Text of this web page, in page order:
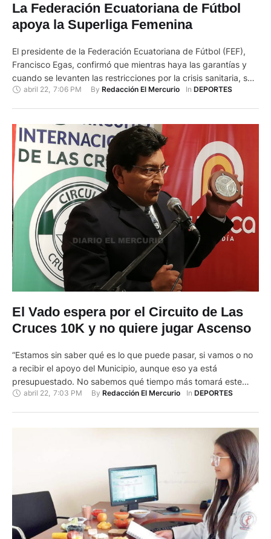
La Federación Ecuatoriana de Fútbol
apoya la Superliga Femenina
El presidente de la Federación Ecuatoriana de Fútbol (FEF),
Francisco Egas, confirmó que mientras haya las garantías y
cuando se levanten las restricciones por la crisis sanitaria, se
desarrollarán todos los torneos posibles. “Si se puede jugar un
abril 22 7:06 PM By Redacción El Mercurio In DEPORTES
El Vado espera por el Circuito de Las
Cruces 10K y no quiere jugar Ascenso
“Estamos sin saber qué es lo que puede pasar, si vamos o no
a recibir el apoyo del Municipio, aunque eso ya está
presupuestado. No sabemos qué tiempo más tomará este
asunto, no sé si se renovarán o revocarán los permisos”, dice
abril 22 7:03 PM By Redacción El Mercurio In DEPORTES